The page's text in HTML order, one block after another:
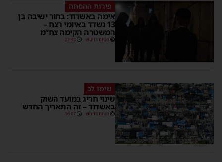
פירות ההסתה
אימה באשדוד: בחור ישיבה בן
13 נשדד באיומי רצח –
המשטרה הקימה צח”מ
מנחם דויטש 22:32
שימו לב
שינוי חריג במועד השוק
באשדוד – זה התאריך החדש
מנחם דויטש 16:07